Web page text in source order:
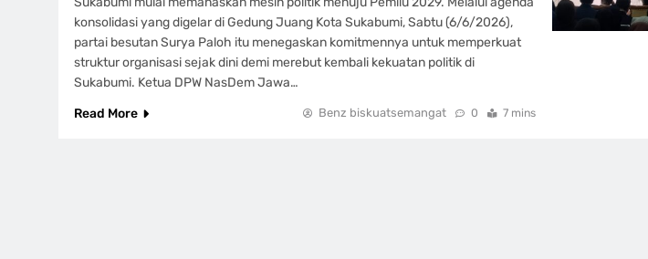
konsolidasi yang digelar di Gedung Juang Kota Sukabumi, Sabtu (6/6/2026),
partai besutan Surya Paloh itu menegaskan komitmennya untuk memperkuat
struktur organisasi sejak dini demi merebut kembali kekuatan politik di
Sukabumi. Ketua DPW NasDem Jawa…
Read More
Benz biskuatsemangat 0 7 mins